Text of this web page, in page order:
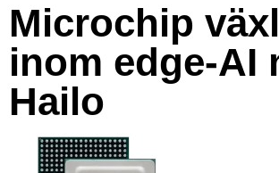
Microchip
inom edge-AI
Hailo